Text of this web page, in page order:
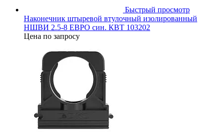
Быстрый просмотр
Наконечник штыревой втулочный изолированный
НШВИ 2.5-8 ЕВРО син. КВТ 103202
Цена по запросу